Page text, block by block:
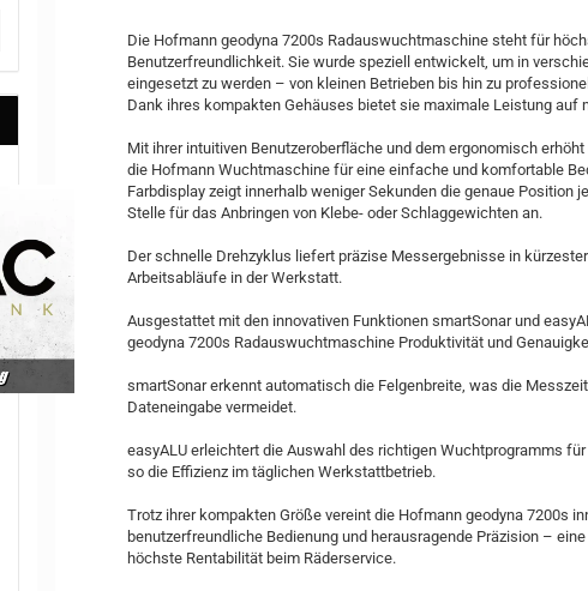
Die Hofmann geodyna 7200s Radauswuchtmaschine steht für
Benutzerfreundlichkeit. Sie wurde speziell entwickelt, um in
eingesetzt zu werden – von kleinen Betrieben bis hin zu
Dank ihres kompakten Gehäuses bietet sie maximale Leistung auf
Mit ihrer intuitiven Benutzeroberfläche und dem ergonomisch
die Hofmann Wuchtmaschine für eine einfache und komfortable
Farbdisplay zeigt innerhalb weniger Sekunden die genaue Position
Stelle für das Anbringen von Klebe- oder Schlaggewichten an.
Der schnelle Drehzyklus liefert präzise Messergebnisse in
Arbeitsabläufe in der Werkstatt.
Ausgestattet mit den innovativen Funktionen smartSonar und
geodyna 7200s Radauswuchtmaschine Produktivität und
smartSonar erkennt automatisch die Felgenbreite, was die
Dateneingabe vermeidet.
easyALU erleichtert die Auswahl des richtigen Wuchtprogramms
so die Effizienz im täglichen Werkstattbetrieb.
Trotz ihrer kompakten Größe vereint die Hofmann geodyna 7200s
benutzerfreundliche Bedienung und herausragende Präzision –
höchste Rentabilität beim Räderservice.